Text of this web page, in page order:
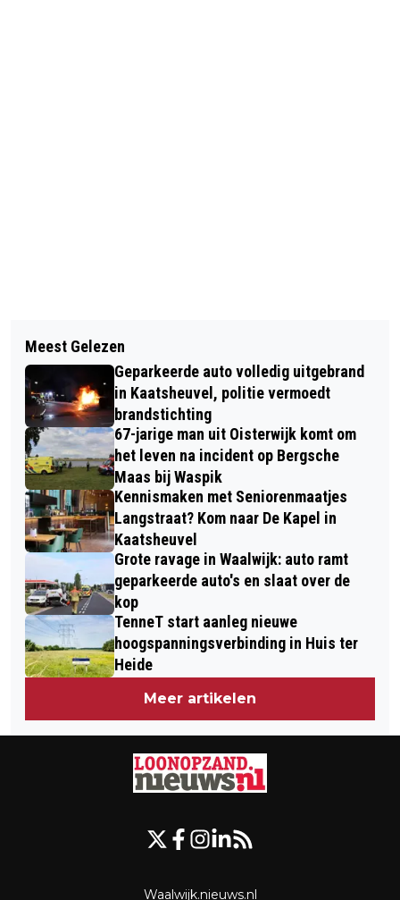
NIEUWJAARSGROET HANNE VAN
AART
WINTERWANDELING, SAMEN MET
STICHTING DE EDUCATIEVE
BOERDERIJ OP ZONDAG 5 FEBRUARI
Meest Gelezen
Geparkeerde auto volledig uitgebrand
in Kaatsheuvel, politie vermoedt
brandstichting
67-jarige man uit Oisterwijk komt om
het leven na incident op Bergsche
Maas bij Waspik
Kennismaken met Seniorenmaatjes
Langstraat? Kom naar De Kapel in
Kaatsheuvel
Grote ravage in Waalwijk: auto ramt
geparkeerde auto's en slaat over de
kop
TenneT start aanleg nieuwe
hoogspanningsverbinding in Huis ter
Heide
Meer artikelen
Waalwijk.nieuws.nl